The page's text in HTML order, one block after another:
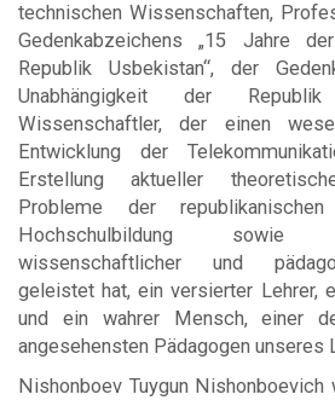
technischen Wissenschaften,
Gedenkabzeichens „15 Jahre
Republik Usbekistan“, der
Unabhängigkeit der
Wissenschaftler, der einen
Entwicklung der
Erstellung aktueller
Probleme der
Hochschulbildung sowie
wissenschaftlicher und
geleistet hat, ein versierter Lehrer,
und ein wahrer Mensch, einer
angesehensten Pädagogen unseres
Nishonboev Tuygun Nishonboevich